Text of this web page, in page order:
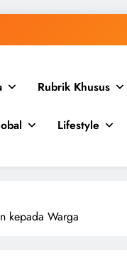
Rubrik Khusus
Lifestyle
kepada Warga